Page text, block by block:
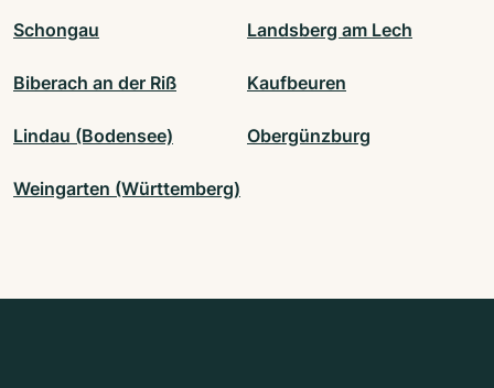
Schongau Landsberg am Lech
Biberach an der Riß Kaufbeuren
Lindau (Bodensee) Obergünzburg
Weingarten (Württemberg)